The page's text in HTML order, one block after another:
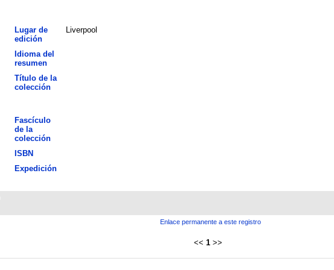
Lugar de
edición
Liverpool
Idioma del
resumen
Título de la
colección
Fascículo
de la
colección
ISBN
Expedición
Enlace permanente a este registro
<< 1 >>